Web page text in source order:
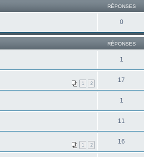
RÉPONSES
0
RÉPONSES
1
1 2 17
1
11
1 2 16